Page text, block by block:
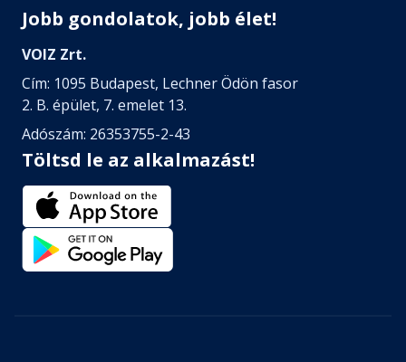
Jobb gondolatok, jobb élet!
VOIZ Zrt.
Cím: 1095 Budapest, Lechner Ödön fasor
2. B. épület, 7. emelet 13.
Adószám: 26353755-2-43
Töltsd le az alkalmazást!